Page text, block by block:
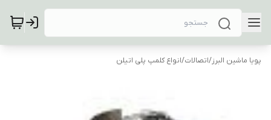
پویا ماشین البرز/اتصالات/انواع کلمپ پلی اتیلن